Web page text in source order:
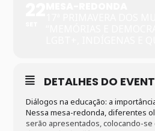
DETALHES DO
Diálogos na educação: a
Nessa mesa-redonda, diferentes
serão apresentados, colocando-